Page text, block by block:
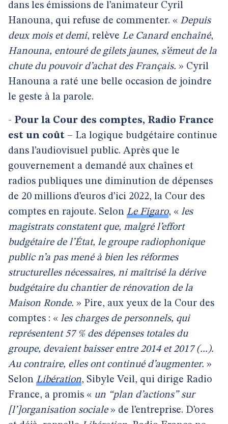
dans les émissions de l’animateur Cyril
Hanouna, qui refuse de commenter. « Depuis
deux mois et demi, relève Le Canard enchaîné,
Hanouna, entouré de gilets jaunes, s’émeut de la
chute du pouvoir d’achat des Français. » Cyril
Hanouna a raté une belle occasion de joindre
le geste à la parole.
- Pour la Cour des comptes, Radio France
est un coût – La logique budgétaire continue
dans l’audiovisuel public. Après que le
gouvernement a demandé aux chaînes et
radios publiques une diminution de dépenses
de 20 millions d’euros d’ici 2022, la Cour des
comptes en rajoute. Selon Le Figaro, « les
magistrats constatent que, malgré l’effort
budgétaire de l’État, le groupe radiophonique
public n’a pas mené à bien les réformes
structurelles nécessaires, ni maîtrisé la dérive
budgétaire du chantier de rénovation de la
Maison Ronde. » Pire, aux yeux de la Cour des
comptes : « les charges de personnels, qui
représentent 57 % des dépenses totales du
groupe, devaient baisser entre 2014 et 2017 (...).
Au contraire, elles ont continué d’augmenter. »
Selon Libération, Sibyle Veil, qui dirige Radio
France, a promis « un “plan d’actions” sur
[l’]organisation sociale» de l’entreprise. D’ores